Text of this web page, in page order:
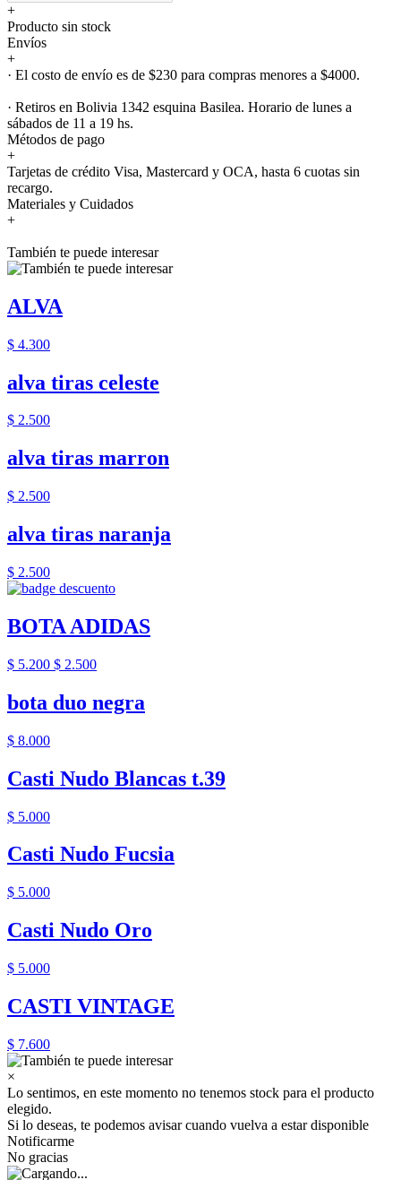
+
Producto sin stock
Envíos
+
· El costo de envío es de $230 para compras menores a $4000.
· Retiros en Bolivia 1342 esquina Basilea. Horario de lunes a
sábados de 11 a 19 hs.
Métodos de pago
+
Tarjetas de crédito Visa, Mastercard y OCA, hasta 6 cuotas sin
recargo.
Materiales y Cuidados
+
También te puede interesar
ALVA
$ 4.300
alva tiras celeste
$ 2.500
alva tiras marron
$ 2.500
alva tiras naranja
$ 2.500
BOTA ADIDAS
$ 5.200 $ 2.500
bota duo negra
$ 8.000
Casti Nudo Blancas t.39
$ 5.000
Casti Nudo Fucsia
$ 5.000
Casti Nudo Oro
$ 5.000
CASTI VINTAGE
$ 7.600
×
Lo sentimos, en este momento no tenemos stock para el producto
elegido.
Si lo deseas, te podemos avisar cuando vuelva a estar disponible
Notificarme
No gracias